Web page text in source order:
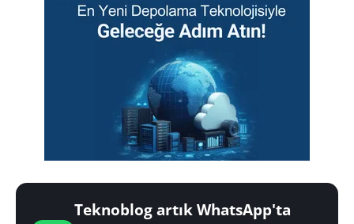
Teknoblog artık WhatsApp'ta